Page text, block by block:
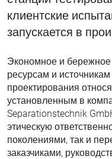
клиентские
запускается в
Экономное и
ресурсам и
проектирования
установленным в
Separationstechnik
этическую
поколениями, так и
заказчиками,